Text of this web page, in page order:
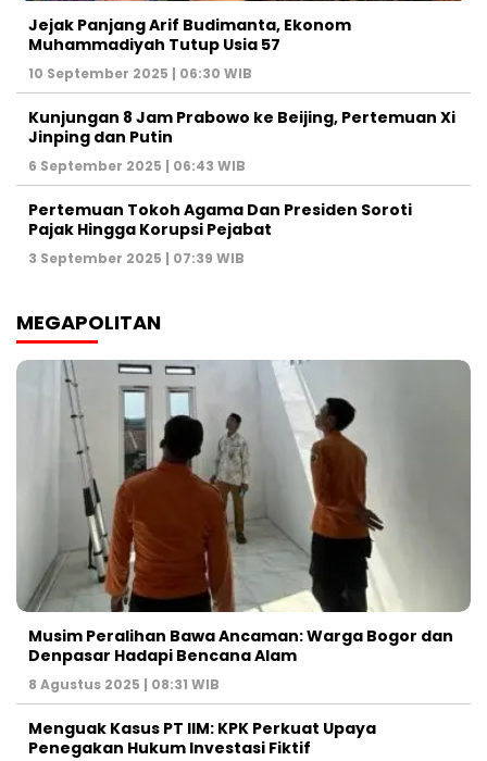
Jejak Panjang Arif Budimanta, Ekonom
Muhammadiyah Tutup Usia 57
10 September 2025 | 06:30 WIB
Kunjungan 8 Jam Prabowo ke Beijing, Pertemuan Xi
Jinping dan Putin
6 September 2025 | 06:43 WIB
Pertemuan Tokoh Agama Dan Presiden Soroti
Pajak Hingga Korupsi Pejabat
3 September 2025 | 07:39 WIB
MEGAPOLITAN
Musim Peralihan Bawa Ancaman: Warga Bogor dan
Denpasar Hadapi Bencana Alam
8 Agustus 2025 | 08:31 WIB
Menguak Kasus PT IIM: KPK Perkuat Upaya
Penegakan Hukum Investasi Fiktif